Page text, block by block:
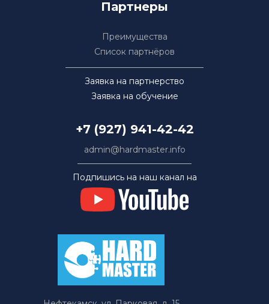
Партнеры
Преимущества
Список партнёров
Заявка на партнерство
Заявка на обучение
+7 (927) 941-42-42
admin@hardmaster.info
Подпишись на наш канал на